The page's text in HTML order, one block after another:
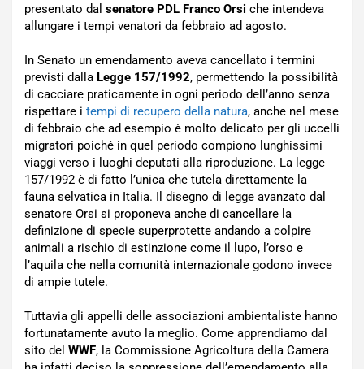
presentato dal senatore PDL Franco Orsi che intendeva
allungare i tempi venatori da febbraio ad agosto.
In Senato un emendamento aveva cancellato i termini
previsti dalla Legge 157/1992, permettendo la possibilità
di cacciare praticamente in ogni periodo dell’anno senza
rispettare i tempi di recupero della natura, anche nel mese
di febbraio che ad esempio è molto delicato per gli uccelli
migratori poiché in quel periodo compiono lunghissimi
viaggi verso i luoghi deputati alla riproduzione. La legge
157/1992 è di fatto l’unica che tutela direttamente la
fauna selvatica in Italia. Il disegno di legge avanzato dal
senatore Orsi si proponeva anche di cancellare la
definizione di specie superprotette andando a colpire
animali a rischio di estinzione come il lupo, l’orso e
l’aquila che nella comunità internazionale godono invece
di ampie tutele.
Tuttavia gli appelli delle associazioni ambientaliste hanno
fortunatamente avuto la meglio. Come apprendiamo dal
sito del WWF, la Commissione Agricoltura della Camera